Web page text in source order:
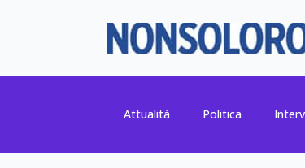
Attualità Politica